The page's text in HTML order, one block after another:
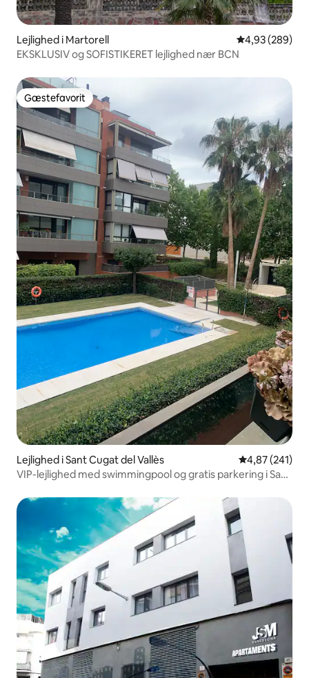
Lejlighed i Martorell 4,93 ud af 5 i
4,93 (289)
EKSKLUSIV og SOFISTIKERET lejlighed nær BCN
Gæstefavorit
Gæstefavorit
Lejlighed i Sant Cugat del Vallès 4,87 ud af 5 i
4,87 (241)
VIP-lejlighed med swimmingpool og gratis parkering i San